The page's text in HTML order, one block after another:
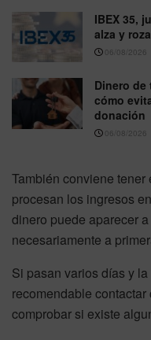
IBEX 35,
alza y
06/08/2026
Dinero de
cómo
donación
06/08/2026
También conviene
procesan los ingresos
dinero puede aparecer
necesariamente a
Si pasan varios días y
recomendable
comprobar si existe